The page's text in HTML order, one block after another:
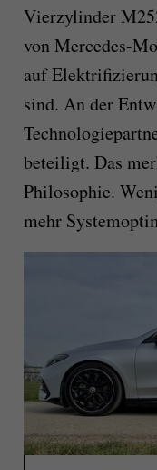
Vierzylinder
von Mercedes-
auf
sind. An der
beteiligt. Das
Philosophie.
mehr